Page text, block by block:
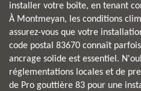
installer votre boîte, en tenant
À Montmeyan, les conditions
assurez-vous que votre
code postal 83670 connaît
ancrage solide est essentiel.
réglementations locales et de
de Pro gouttière 83 pour une